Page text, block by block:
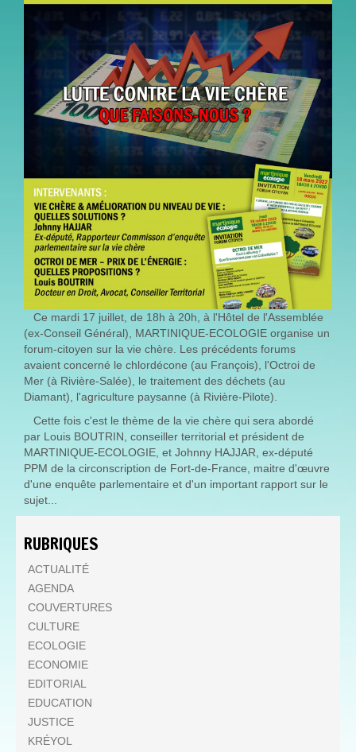
Ce mardi 17 juillet, de 18h à 20h, à l'Hôtel de l'Assemblée
(ex-Conseil Général), MARTINIQUE-ECOLOGIE organise un
forum-citoyen sur la vie chère. Les précédents forums
avaient concerné le chlordécone (au François), l'Octroi de
Mer (à Rivière-Salée), le traitement des déchets (au
Diamant), l'agriculture paysanne (à Rivière-Pilote).
Cette fois c'est le thème de la vie chère qui sera abordé
par Louis BOUTRIN, conseiller territorial et président de
MARTINIQUE-ECOLOGIE, et Johnny HAJJAR, ex-député
PPM de la circonscription de Fort-de-France, maitre d'œuvre
d'une enquête parlementaire et d'un important rapport sur le
sujet...
RUBRIQUES
ACTUALITÉ
AGENDA
COUVERTURES
CULTURE
ECOLOGIE
ECONOMIE
EDITORIAL
EDUCATION
JUSTICE
KRÉYOL